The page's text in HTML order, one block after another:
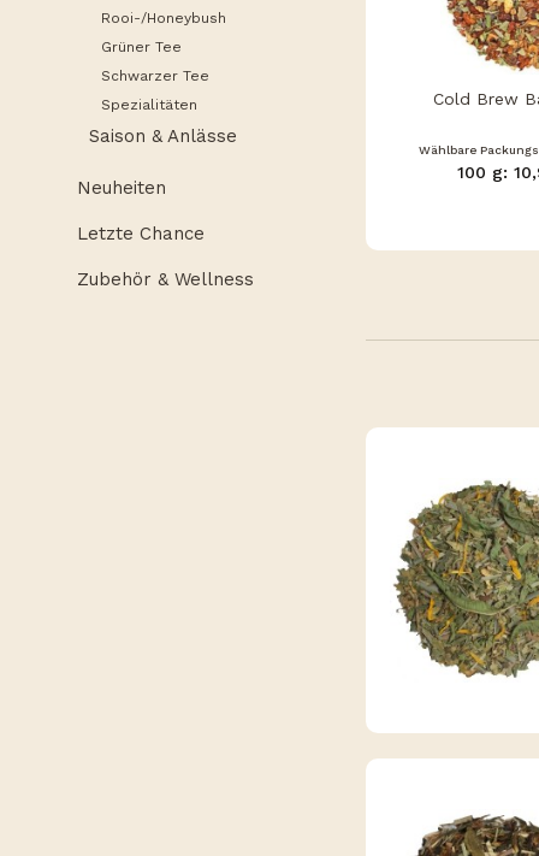
Rooi-/Honeybush
Grüner Tee
Schwarzer Tee
Spezialitäten
Saison & Anlässe
Neuheiten
Letzte Chance
Zubehör & Wellness
Cold Brew
Wählbare
100 g: